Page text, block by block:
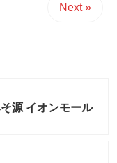
Next »
源 イオンモール